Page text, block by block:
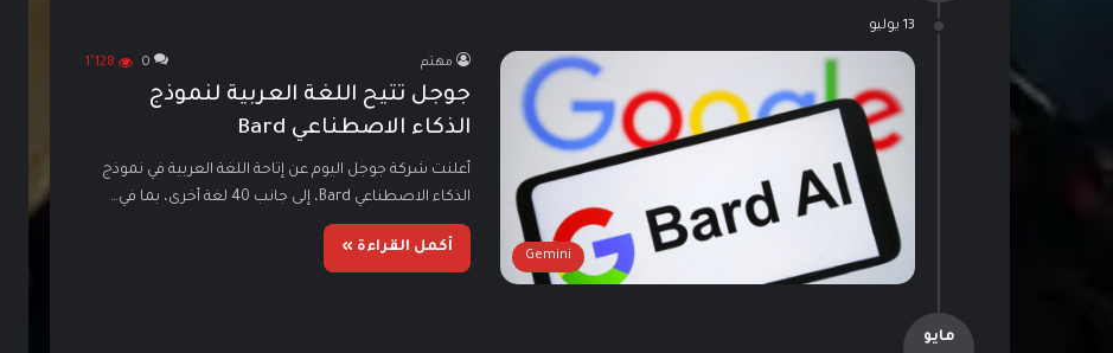
13 يوليو
Gemini
مهتم 0 1٬128
جوجل تتيح اللغة العربية لنموذج
الذكاء الاصطناعي Bard
أعلنت شركة جوجل اليوم عن إتاحة اللغة العربية في نموذج
الذكاء الاصطناعي Bard، إلى جانب 40 لغة أخرى، بما في…
أكمل القراءة »
مايو